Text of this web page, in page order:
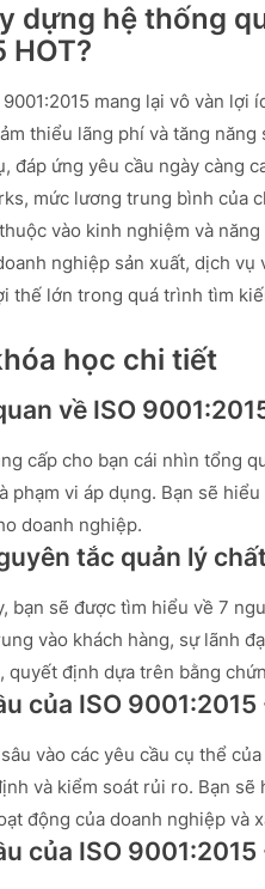
dựng hệ thống
HOT?
mang lại vô vàn
thiểu lãng phí và tăng
đáp ứng yêu cầu ngày càng
mức lương trung bình của
vào kinh nghiệm và
nghiệp sản xuất, dịch
thế lớn trong quá trình tìm
học chi tiết
về ISO
cấp cho bạn cái nhìn tổng
phạm vi áp dụng. Bạn sẽ
doanh nghiệp.
tắc quản lý
bạn sẽ được tìm hiểu về 7
vào khách hàng, sự lãnh
quyết định dựa trên bằng
của ISO 9001:2015
vào các yêu cầu cụ thể
và kiểm soát rủi ro. Bạn
động của doanh nghiệp và
của ISO 9001:2015